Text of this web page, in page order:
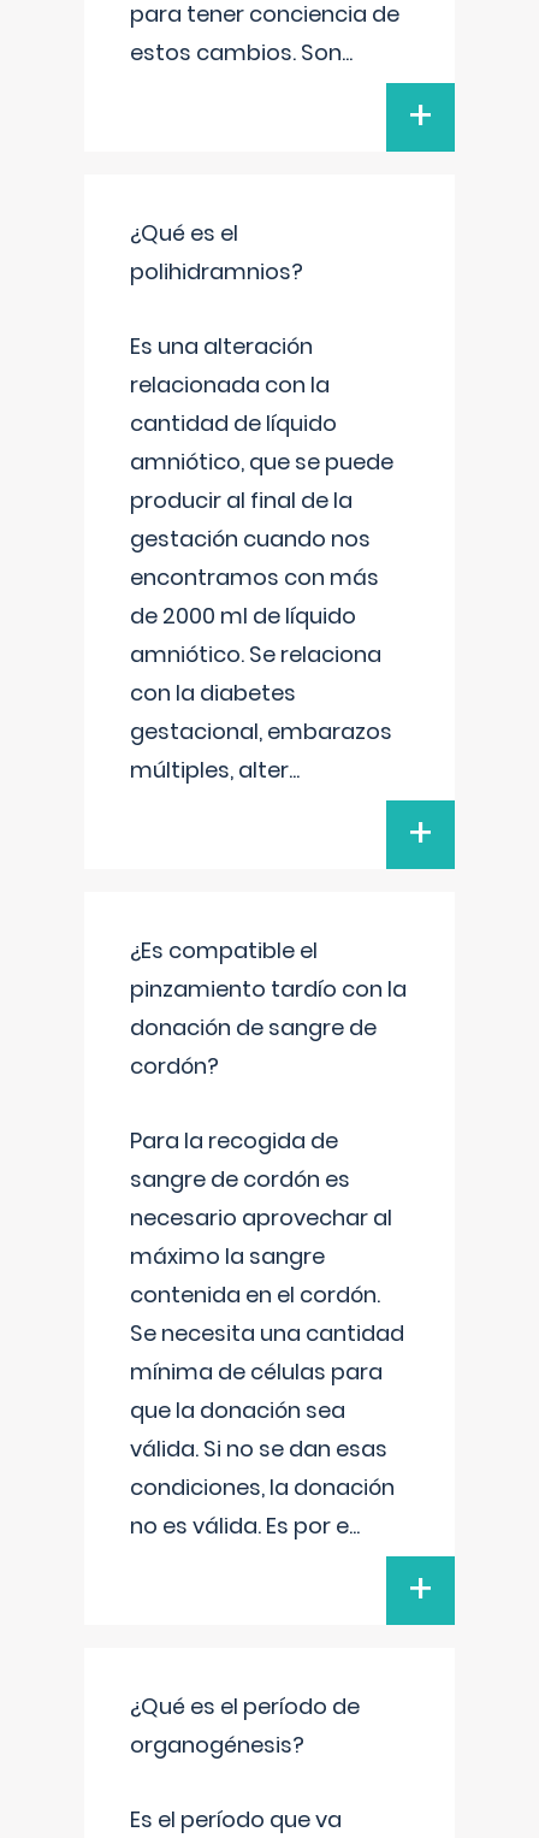
para tener conciencia de
estos cambios. Son...
+
¿Qué es el
polihidramnios?
Es una alteración
relacionada con la
cantidad de líquido
amniótico, que se puede
producir al final de la
gestación cuando nos
encontramos con más
de 2000 ml de líquido
amniótico. Se relaciona
con la diabetes
gestacional, embarazos
múltiples, alter...
+
¿Es compatible el
pinzamiento tardío con la
donación de sangre de
cordón?
Para la recogida de
sangre de cordón es
necesario aprovechar al
máximo la sangre
contenida en el cordón.
Se necesita una cantidad
mínima de células para
que la donación sea
válida. Si no se dan esas
condiciones, la donación
no es válida. Es por e...
+
¿Qué es el período de
organogénesis?
Es el período que va